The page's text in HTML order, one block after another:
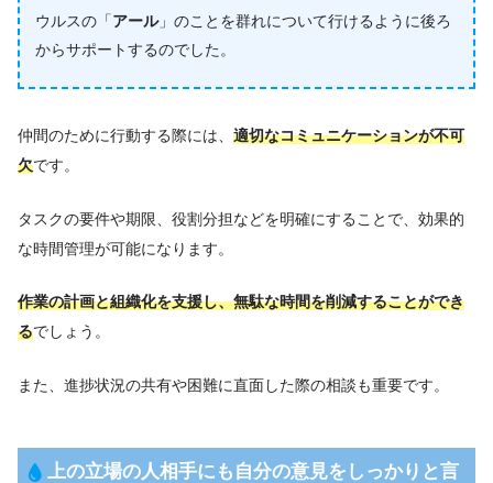
ウルスの「アール」のことを群れについて行けるように後ろ
からサポートするのでした。
仲間のために行動する際には、 適切なコミュニケーションが不可
欠です。
タスクの要件や期限、役割分担などを明確にすることで、効果的
な時間管理が可能になります。
作業の計画と組織化を支援し、無駄な時間を削減することができ
るでしょう。
また、進捗状況の共有や困難に直面した際の相談も重要です。
上の立場の人相手にも自分の意見をしっかりと言